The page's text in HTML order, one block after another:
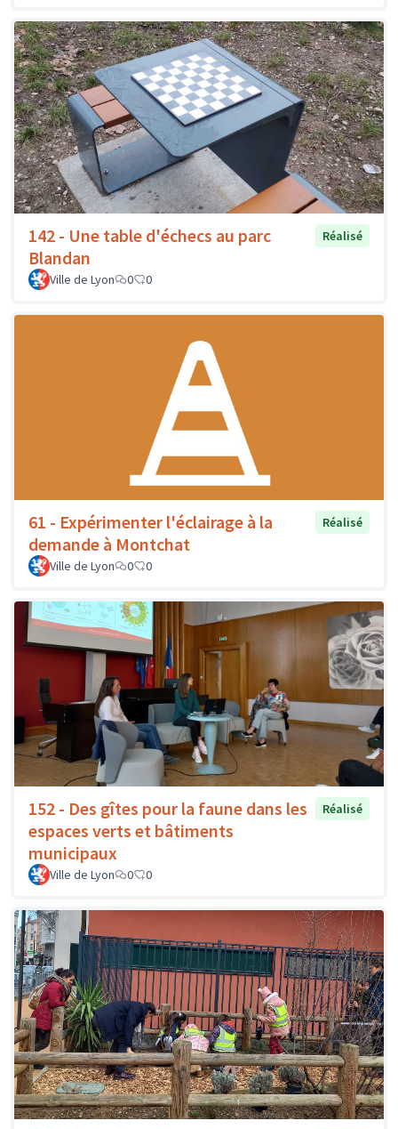
142 - Une table d'échecs au parc
Blandan
Réalisé
Ville de Lyon 0 0
61 - Expérimenter l'éclairage à la
demande à Montchat
Réalisé
Ville de Lyon 0 0
152 - Des gîtes pour la faune dans les
espaces verts et bâtiments
municipaux
Réalisé
Ville de Lyon 0 0